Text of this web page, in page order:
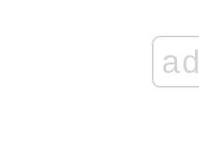
ad